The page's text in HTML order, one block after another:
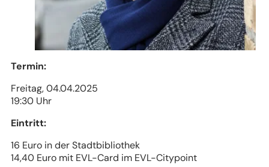
Termin:
Freitag, 04.04.2025
19:30 Uhr
Eintritt:
16 Euro in der Stadtbibliothek
14,40 Euro mit EVL-Card im EVL-Citypoint